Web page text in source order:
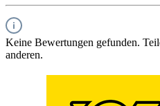
Keine Bewertungen gefunden.
anderen.